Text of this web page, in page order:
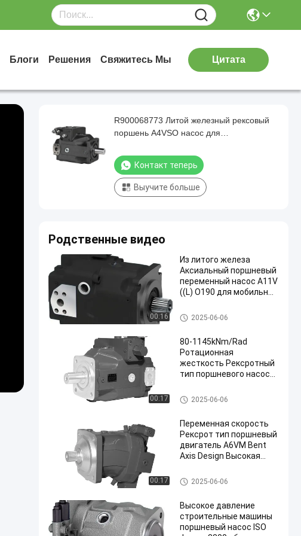
Блоги Решения Свяжитесь Мы Цитата
R900068773 Литой железный рексовый
поршень A4VSO насос для
Контакт теперь
Выучите больше
Родственные видео
00:16
Из литого железа
Аксиальный поршневый
переменный насос A11V
((L) O190 для мобильных
бар
Насос поршневого типа Рекс
рот
2025-06-06
00:17
80-1145kNm/Rad
Ротационная
жесткость Рексротный
тип поршневого насоса
Насос поршневого типа Рекс
рот
2025-06-06
00:17
Переменная скорость
Рексрот тип поршневый
двигатель A6VM Bent
Axis Design Высокая
Пистоновый двигатель Рекср
ота
2025-06-06
Высокое давление
строительные машины
поршневый насос ISO